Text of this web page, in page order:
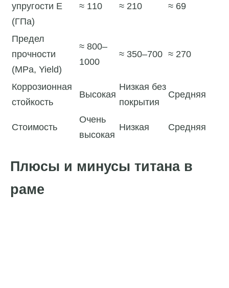
упругости E
(ГПа)
≈ 110 ≈ 210 ≈ 69
Предел
прочности
(MPa, Yield)
≈ 800–
1000
≈ 350–700 ≈ 270
Коррозионная
стойкость
Высокая
Низкая без
покрытия
Средняя
Стоимость
Очень
высокая
Низкая Средняя
Плюсы и минусы титана в
раме